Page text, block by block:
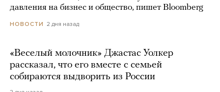
давления на бизнес и общество, пишет Bloomberg
НОВОСТИ 2 дня назад
«Веселый молочник» Джастас Уолкер
рассказал, что его вместе с семьей
собираются выдворить из России